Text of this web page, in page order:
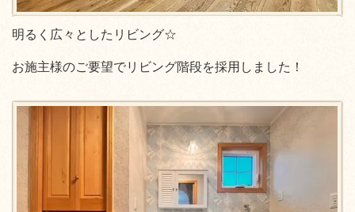
明るく広々としたリビング☆
お施主様のご要望でリビング階段を採用しました！